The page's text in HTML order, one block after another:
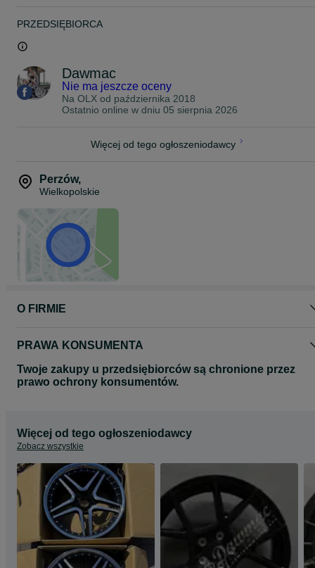
Felgi są kierunkowe (Lewa + Prawa)
Felgi na Magazynie !
Cena z ogłoszenia dotyczy kompletu 4 felg oraz zawiera VAT 23%.
Proszę o kontakt telefoniczny lub za pomocą formularza OLX
odnośnie wyboru oraz dostępności felg do Państwa samochodu.
Zapraszamy do zapoznania się z całą naszą ofertą felg na naszej
stronie www.dawmac.eu
PRZEDSIĘBIORCA
Dawmac
Nie ma jeszcze oceny
Na OLX od października 2018
Ostatnio online w dniu 05 sierpnia 2026
Więcej od tego ogłoszeniodawcy
Perzów,
Wielkopolskie
O FIRMIE
PRAWA KONSUMENTA
Twoje zakupy u przedsiębiorców są chronione przez
prawo ochrony konsumentów.
Więcej od tego ogłoszeniodawcy
Zobacz wszystkie